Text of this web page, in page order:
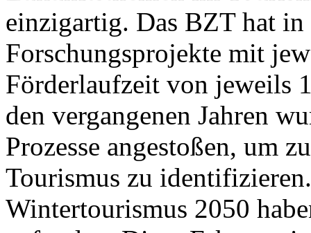
einzigartig. Das BZT hat in
Forschungsprojekte mit
Förderlaufzeit von jeweils
den vergangenen Jahren
Prozesse angestoßen, um
Tourismus zu
Wintertourismus 2050